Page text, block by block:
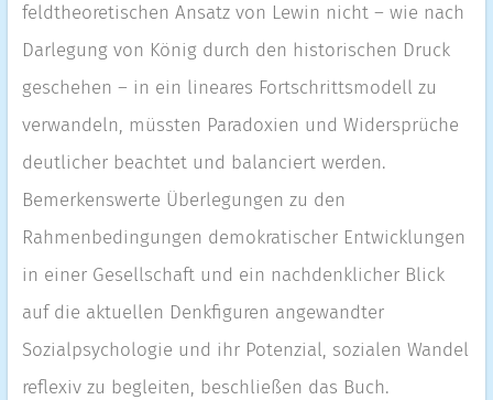
feldtheoretischen Ansatz von Lewin nicht – wie nach
Darlegung von König durch den historischen Druck
geschehen – in ein lineares Fortschrittsmodell zu
verwandeln, müssten Paradoxien und Widersprüche
deutlicher beachtet und balanciert werden.
Bemerkenswerte Überlegungen zu den
Rahmenbedingungen demokratischer Entwicklungen
in einer Gesellschaft und ein nachdenklicher Blick
auf die aktuellen Denkfiguren angewandter
Sozialpsychologie und ihr Potenzial, sozialen Wandel
reflexiv zu begleiten, beschließen das Buch.